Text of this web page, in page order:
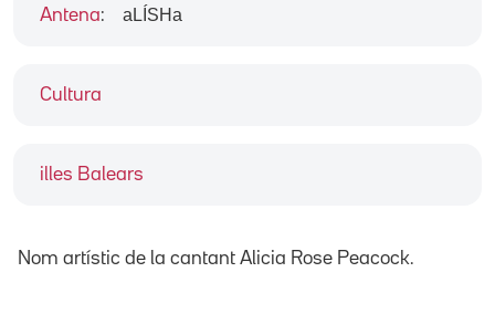
Cultura
illes Balears
Antena: aLÍSHa
Nom artístic de la cantant Alicia Rose Peacock.